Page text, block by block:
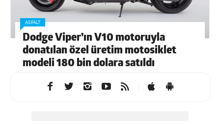
ASFALT
Dodge Viper’ın V10 motoruyla
donatılan özel üretim motosiklet
modeli 180 bin dolara satıldı